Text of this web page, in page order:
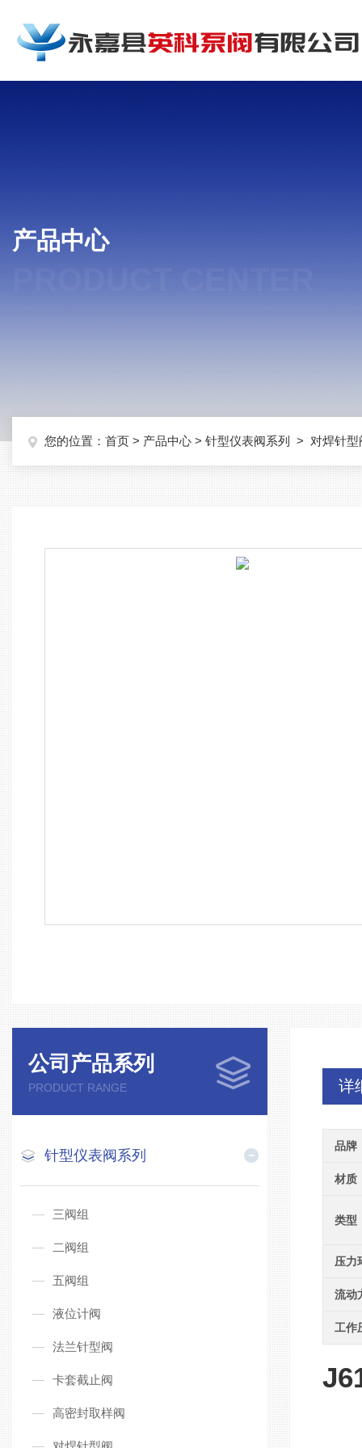
产品中心
您的位置： 首页 > 产品中心 > 针型仪表阀系列 > 对焊针型
公司产品系列
PRODUCT RANGE
针型仪表阀系列
三阀组
二阀组
五阀组
液位计阀
法兰针型阀
卡套截止阀
高密封取样阀
详
品牌
材质
类型
压力
流动
工作